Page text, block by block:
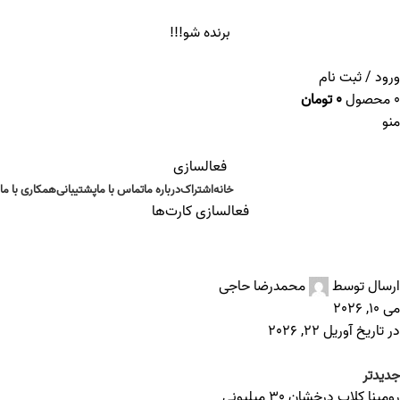
برنده شو!!!
ورود / ثبت نام
0محصول0تومان
منو
فعالسازی
خانهاشتراکدرباره ماتماس با ماپشتیبانیهمکاری با ما
فعالسازی کارت‌ها
ارسال توسط
محمدرضا حاجی
می 10, 2026
در تاریخ آوریل 22, 2026
جدیدتر